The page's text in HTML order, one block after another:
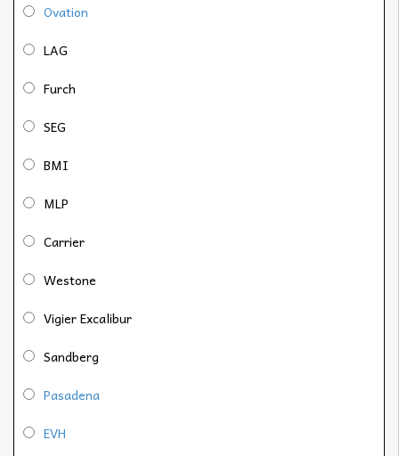
Ovation
LAG
Furch
SEG
BMI
MLP
Carrier
Westone
Vigier Excalibur
Sandberg
Pasadena
EVH